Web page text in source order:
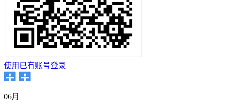
使用已有账号登录
06月